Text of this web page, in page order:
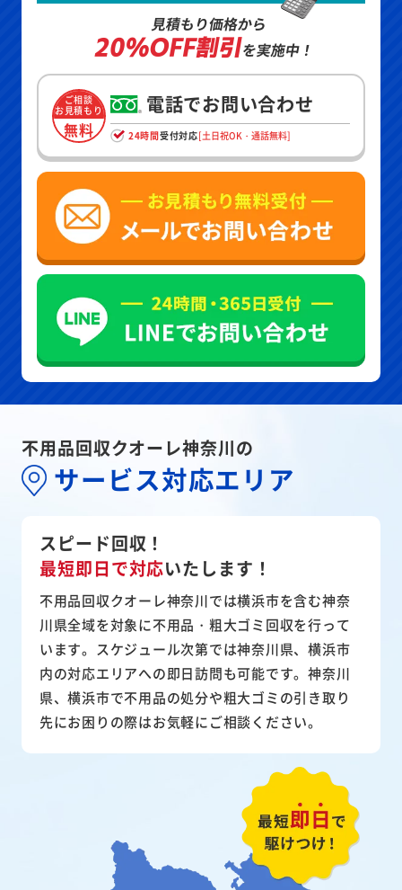
見積もり価格から
20%OFF割引を実施中！
ご相談
お見積もり
無料
電話でお問い合わせ
24時間受付対応[土日祝OK・通話無料]
不用品回収クオーレ神奈川の
サービス対応エリア
スピード回収！
最短即日で対応いたします！
不用品回収クオーレ神奈川では横浜市を含む神奈
川県全域を対象に不用品・粗大ゴミ回収を行って
います。スケジュール次第では神奈川県、横浜市
内の対応エリアへの即日訪問も可能です。神奈川
県、横浜市で不用品の処分や粗大ゴミの引き取り
先にお困りの際はお気軽にご相談ください。